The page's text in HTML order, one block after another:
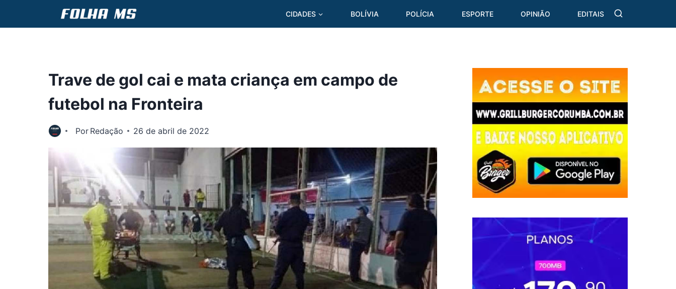
CIDADES BOLÍVIA POLÍCIA ESPORTE OPINIÃO EDITAIS
Trave de gol cai e mata criança em campo de
futebol na Fronteira
Por Redação 26 de abril de 2022